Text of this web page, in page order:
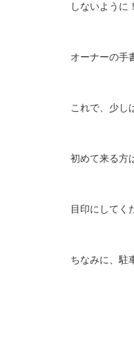
しないように！
オーナーの手
これで、少し
初めて来る方
目印にしてく
ちなみに、駐